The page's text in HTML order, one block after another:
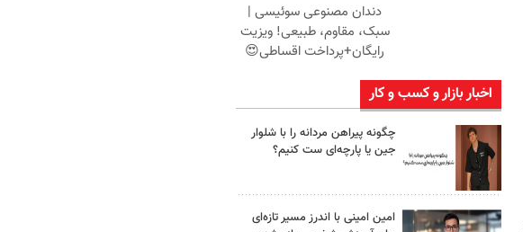
دندان مصنوعی سوئیسی |
سبک، مقاوم، طبیعی! ویزیت
رایگان+پرداخت اقساطی😍
اخبار بازار و کسب و کار
چگونه پیراهن مردانه را با شلوار
جین یا پارچه‌ای ست کنیم؟
امین امینی با اندرز مسیر تازه‌ای